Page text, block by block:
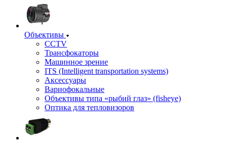
Объективы
CCTV
Трансфокаторы
Машинное зрение
ITS (Intelligent transportation systems)
Аксессуары
Вариофокальные
Объективы типа «рыбий глаз» (fisheye)
Оптика для тепловизоров